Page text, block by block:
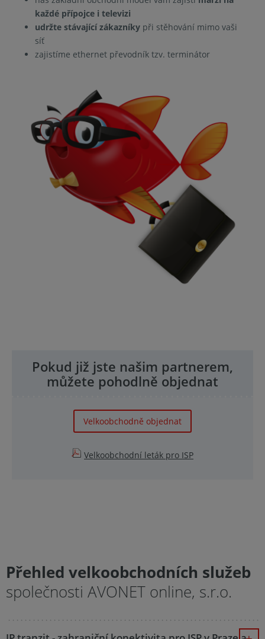
každé přípojce i televizi
udržte stávající zákazníky při stěhování mimo vaši
síť
zajistíme ethernet převodník tzv. terminátor
Pokud již jste našim partnerem,
můžete pohodlně objednat
Velkoobchodně objednat
Velkoobchodní leták pro ISP
Přehled velkoobchodních služeb
společnosti AVONET online, s.r.o.